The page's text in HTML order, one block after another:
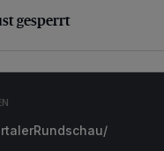
gesperrt